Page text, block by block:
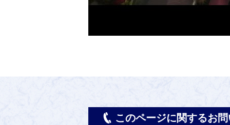
このページに関するお